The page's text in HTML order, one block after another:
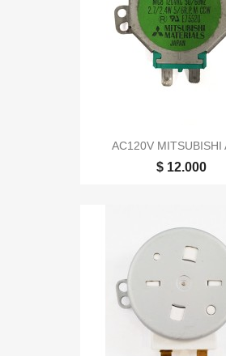
AC120V MITSUBISHI
$ 12.000